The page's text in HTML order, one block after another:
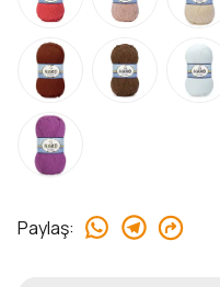
Paylaş: